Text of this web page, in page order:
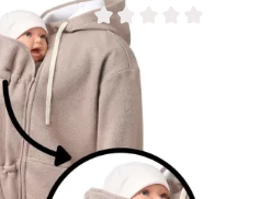
Note moyenne de 0